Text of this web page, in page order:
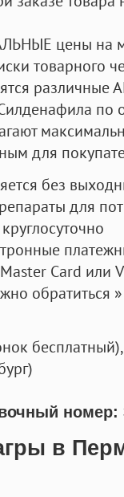
цены на
товарного
по
для
без
для
Card или
обратиться
бесплатный),
номер:
в